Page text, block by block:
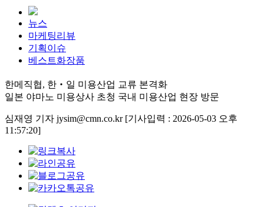
뉴스
마케팅리뷰
기획이슈
베스트화장품
한메직협, 한‧일 미용산업 교류 본격화
일본 야마노 미용상사 초청 국내 미용산업 현장 방문
심재영 기자 jysim@cmn.co.kr [기사입력 : 2026-05-03 오후
11:57:20]